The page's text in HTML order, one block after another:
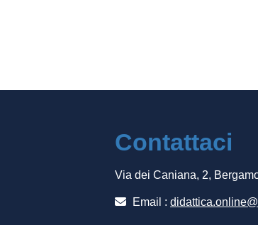
Contattaci
Via dei Caniana, 2,
Email :